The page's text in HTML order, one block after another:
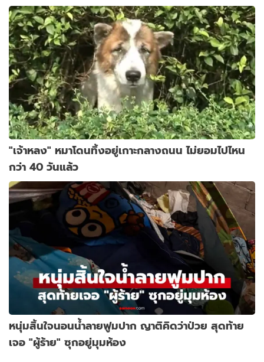
"เจ้าหลง" หมาโดนทิ้งอยู่เกาะกลางถนน ไม่ยอมไปไหน
กว่า 40 วันแล้ว
หนุ่มสิ้นใจนอนน้ำลายฟูมปาก ญาติคิดว่าป่วย สุดท้าย
เจอ "ผู้ร้าย" ซุกอยู่มุมห้อง